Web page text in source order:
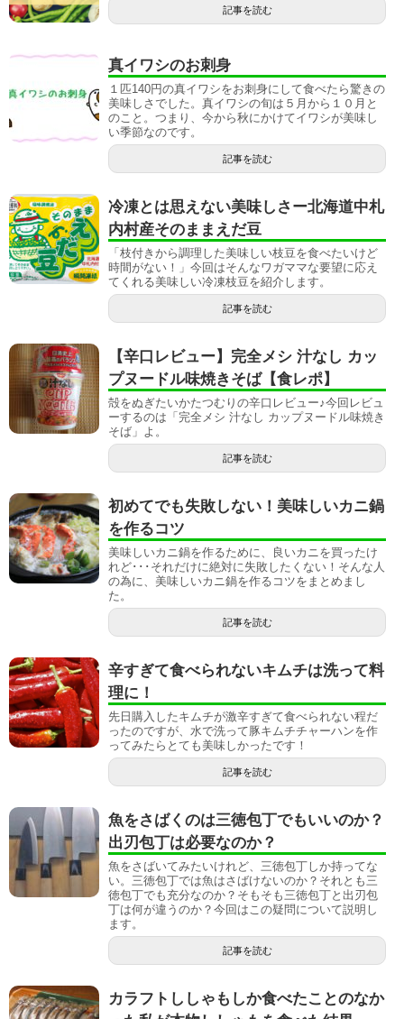
記事を読む
真イワシのお刺身
１匹140円の真イワシをお刺身にして食べたら驚きの
美味しさでした。真イワシの旬は５月から１０月と
のこと。つまり、今から秋にかけてイワシが美味し
い季節なのです。
記事を読む
冷凍とは思えない美味しさー北海道中札
内村産そのままえだ豆
「枝付きから調理した美味しい枝豆を食べたいけど
時間がない！」今回はそんなワガママな要望に応え
てくれる美味しい冷凍枝豆を紹介します。
記事を読む
【辛口レビュー】完全メシ 汁なし カッ
プヌードル味焼きそば【食レポ】
殻をぬぎたいかたつむりの辛口レビュー♪今回レビュ
ーするのは「完全メシ 汁なし カップヌードル味焼き
そば」よ。
記事を読む
初めてでも失敗しない！美味しいカニ鍋
を作るコツ
美味しいカニ鍋を作るために、良いカニを買ったけ
れど･･･それだけに絶対に失敗したくない！そんな人
の為に、美味しいカニ鍋を作るコツをまとめまし
た。
記事を読む
辛すぎて食べられないキムチは洗って料
理に！
先日購入したキムチが激辛すぎて食べられない程だ
ったのですが、水で洗って豚キムチチャーハンを作
ってみたらとても美味しかったです！
記事を読む
魚をさばくのは三徳包丁でもいいのか？
出刃包丁は必要なのか？
魚をさばいてみたいけれど、三徳包丁しか持ってな
い。三徳包丁では魚はさばけないのか？それとも三
徳包丁でも充分なのか？そもそも三徳包丁と出刃包
丁は何が違うのか？今回はこの疑問について説明し
ます。
記事を読む
カラフトししゃもしか食べたことのなか